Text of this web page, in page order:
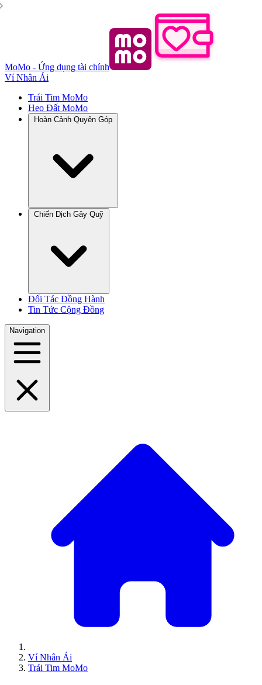
MoMo - Ứng dụng tài chính
Ví Nhân Ái
Trái Tim MoMo
Heo Đất MoMo
Hoàn Cảnh Quyên Góp
Chiến Dịch Gây Quỹ
Đối Tác Đồng Hành
Tin Tức Cộng Đồng
Navigation
Ví Nhân Ái
Trái Tim MoMo